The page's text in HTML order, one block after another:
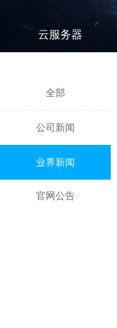
云服务器
全部
公司新闻
业界新闻
官网公告